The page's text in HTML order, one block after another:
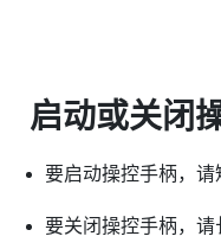
启动或关闭
要启动操控手柄，请
要关闭操控手柄，请